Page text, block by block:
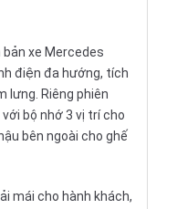
xe Mercedes
điện đa hướng, tích
lưng. Riêng phiên
bộ nhớ 3 vị trí cho
bên ngoài cho ghế
mái cho hành khách,